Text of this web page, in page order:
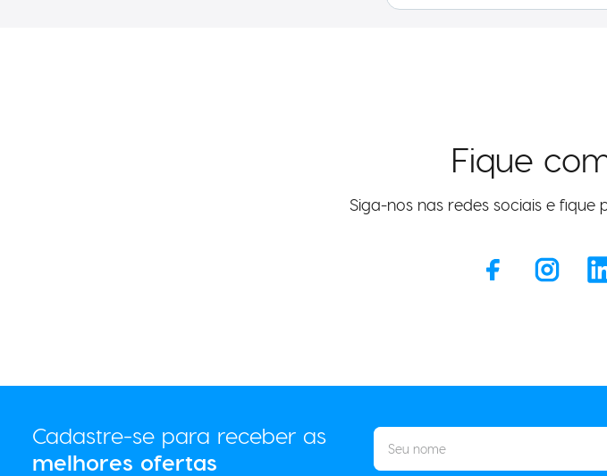
Fique
Siga-nos nas redes sociais e
Cadastre-se para receber as
melhores ofertas